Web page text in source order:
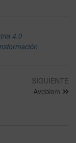
4.0
SIGUIENTE
Avebiom